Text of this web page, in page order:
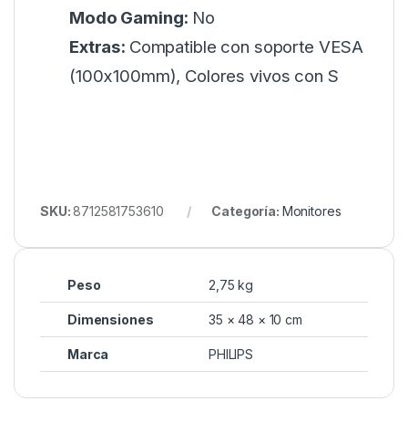
Modo Gaming: No
Extras: Compatible con soporte VESA
(100x100mm), Colores vivos con S
SKU:8712581753610 Categoría: Monitores
Peso 2,75 kg
Dimensiones 35 × 48 × 10 cm
Marca PHILIPS